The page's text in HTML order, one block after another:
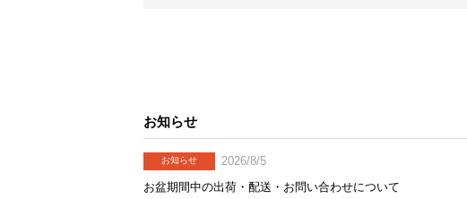
お知らせ
お知らせ
2026/8/5
お盆期間中の出荷・配送・お問い合わせについて